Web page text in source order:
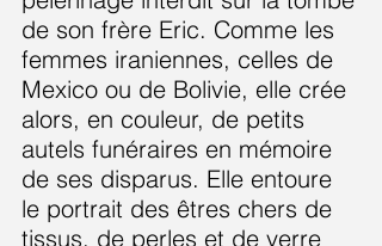
de son frère Eric. Comme les
femmes iraniennes, celles de
Mexico ou de Bolivie, elle crée
alors, en couleur, de petits
autels funéraires en mémoire
de ses disparus. Elle entoure
le portrait des êtres chers de
tissus, de perles et de verre